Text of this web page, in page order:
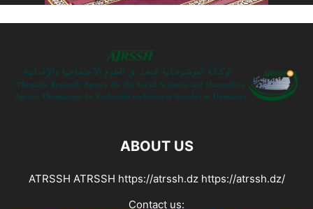
ABOUT US
ATRSSH ATRSSH https://atrssh.dz https://atrssh.dz/
Contact us: